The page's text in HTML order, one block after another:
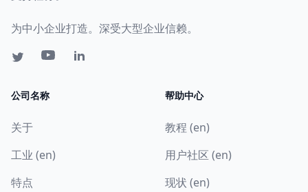
为中小企业打造。深受大型企业信赖。
公司名称
关于
工业 (en)
特点
帮助中心
教程 (en)
用户社区 (en)
现状 (en)